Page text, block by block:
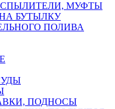
МУФТЫ
БУТЫЛКУ
ПОЛИВА
ПОДНОСЫ